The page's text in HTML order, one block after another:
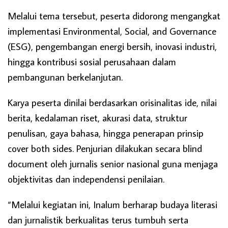
Melalui tema tersebut, peserta didorong mengangkat
implementasi Environmental, Social, and Governance
(ESG), pengembangan energi bersih, inovasi industri,
hingga kontribusi sosial perusahaan dalam
pembangunan berkelanjutan.
Karya peserta dinilai berdasarkan orisinalitas ide, nilai
berita, kedalaman riset, akurasi data, struktur
penulisan, gaya bahasa, hingga penerapan prinsip
cover both sides. Penjurian dilakukan secara blind
document oleh jurnalis senior nasional guna menjaga
objektivitas dan independensi penilaian.
“Melalui kegiatan ini, Inalum berharap budaya literasi
dan jurnalistik berkualitas terus tumbuh serta